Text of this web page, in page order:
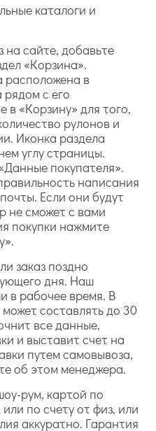
каталоги и
на сайте, добавьте
«Корзина».
расположена в
рядом с его
в «Корзину» для того,
рулонов и
Иконка раздела
углу страницы.
покупателя».
написания
Если они будут
не сможет с вами
покупки нажмите
заказ поздно
дня. Наш
в рабочее время. В
составлять до 30
все данные,
и выставит счет на
путем самовывоза,
об этом менеджера.
рум, картой по
по счету от физ, или
аккуратно. Гарантия